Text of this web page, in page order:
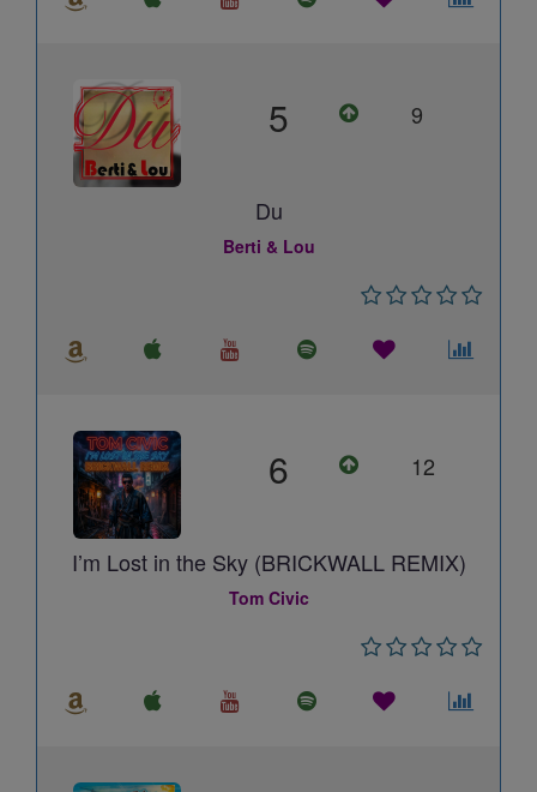
5 9
Du
Berti & Lou
6 12
I’m Lost in the Sky (BRICKWALL REMIX)
Tom Civic